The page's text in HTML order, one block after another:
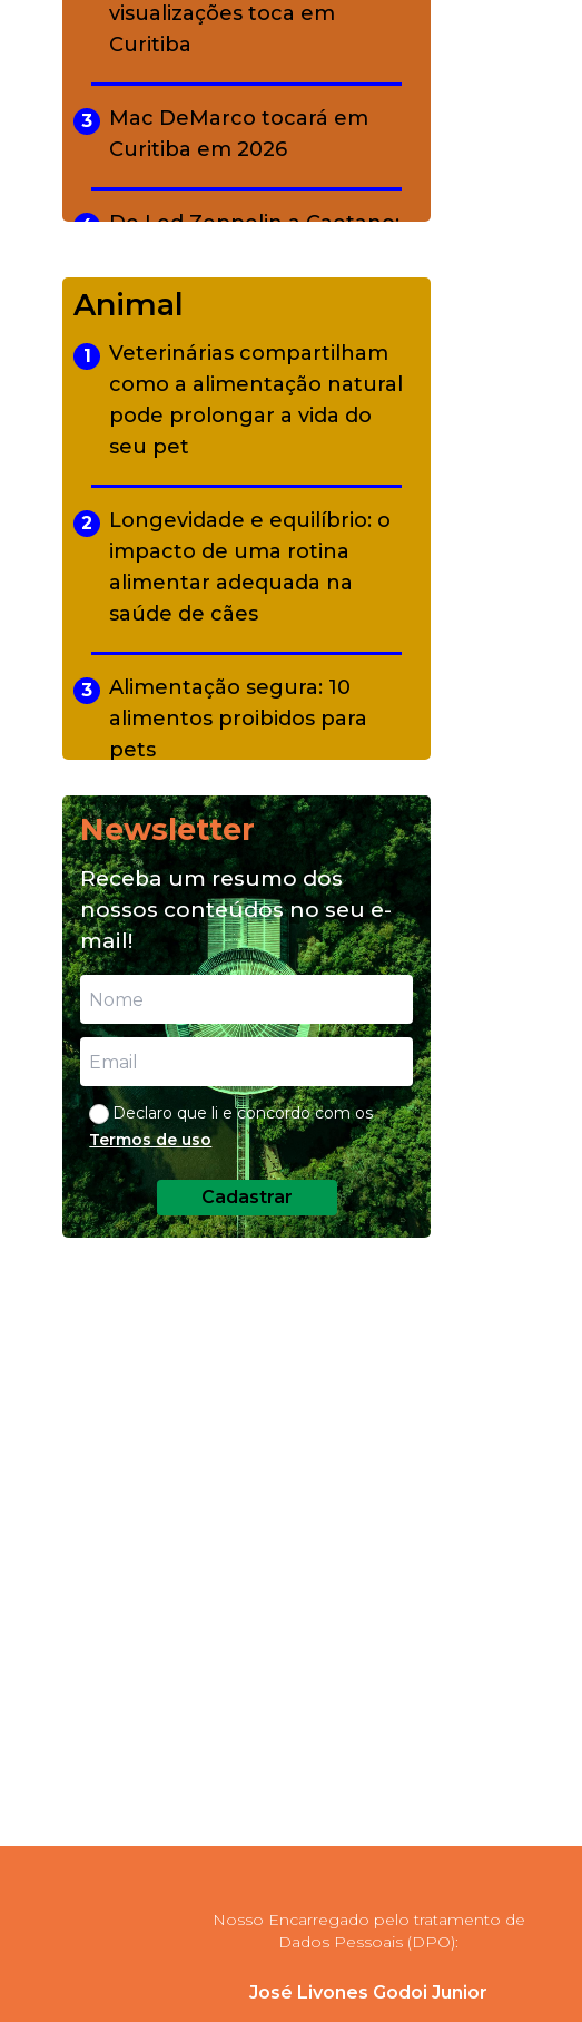
visualizações toca em
Curitiba
3
Mac DeMarco tocará em
Curitiba em 2026
4
De Led Zeppelin a Caetano:
diverso a partir de R$ 17
5
Adriana Calcanhotto retoma
alter ego infantil para show
em Curitiba
Animal
1
Veterinárias compartilham
como a alimentação natural
pode prolongar a vida do
seu pet
2
Longevidade e equilíbrio: o
impacto de uma rotina
alimentar adequada na
saúde de cães
3
Alimentação segura: 10
alimentos proibidos para
pets
4
Alimentação natural e mix
feeding: conheça essas
opções para nutrição do seu
pet
Newsletter
Receba um resumo dos
nossos conteúdos no seu e-
mail!
Declaro que li e concordo com os
Termos de uso
Cadastrar
Nosso Encarregado pelo tratamento de
Dados Pessoais (DPO):
José Livones Godoi Junior